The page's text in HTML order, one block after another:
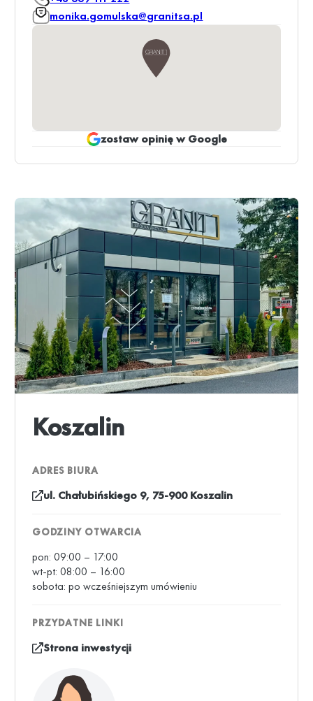
monika.gomulska@granitsa.pl
zostaw opinię w Google
Koszalin
ADRES BIURA
ul. Chałubińskiego 9, 75-900 Koszalin
GODZINY OTWARCIA
pon: 09:00 – 17:00
wt-pt: 08:00 – 16:00
sobota: po wcześniejszym umówieniu
PRZYDATNE LINKI
Strona inwestycji